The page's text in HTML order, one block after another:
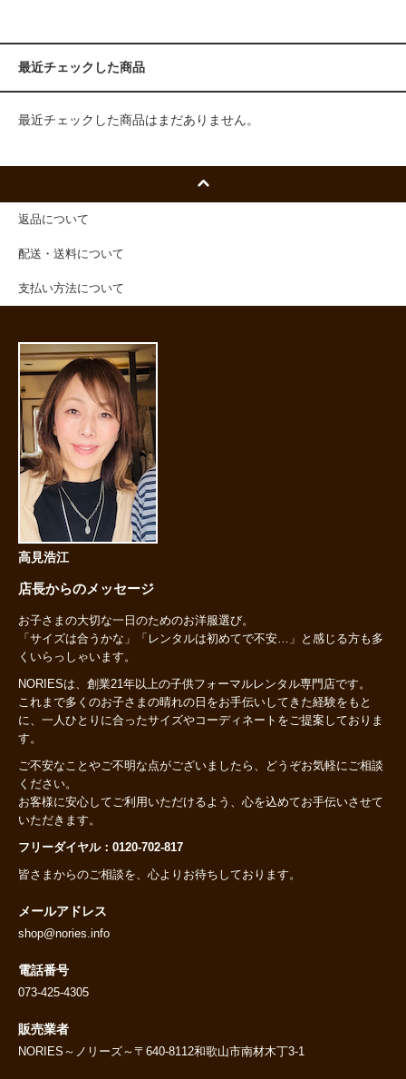
最近チェックした商品
最近チェックした商品はまだありません。
返品について
配送・送料について
支払い方法について
高見浩江
店長からのメッセージ
お子さまの大切な一日のためのお洋服選び。
「サイズは合うかな」「レンタルは初めてで不安…」と感じる方も多
くいらっしゃいます。
NORIESは、創業21年以上の子供フォーマルレンタル専門店です。
これまで多くのお子さまの晴れの日をお手伝いしてきた経験をもと
に、一人ひとりに合ったサイズやコーディネートをご提案しておりま
す。
ご不安なことやご不明な点がございましたら、どうぞお気軽にご相談
ください。
お客様に安心してご利用いただけるよう、心を込めてお手伝いさせて
いただきます。
フリーダイヤル：0120-702-817
皆さまからのご相談を、心よりお待ちしております。
メールアドレス
shop@nories.info
電話番号
073-425-4305
販売業者
NORIES～ノリーズ～〒640-8112和歌山市南材木丁3-1